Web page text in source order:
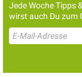
Jede Woche Tipps
wirst auch Du zum